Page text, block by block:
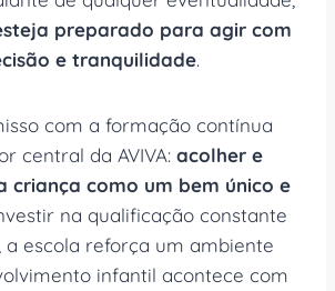
preparado para agir com
e tranquilidade.
com a formação contínua
central da AVIVA: acolher e
criança como um bem único e
na qualificação constante
a escola reforça um ambiente
infantil acontece com